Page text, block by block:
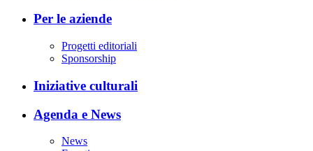
Per le aziende
Progetti editoriali
Sponsorship
Iniziative culturali
Agenda e News
News